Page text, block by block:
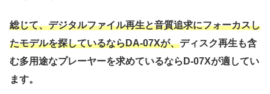
総じて、デジタルファイル再生と音質追求にフォーカスし
たモデルを探しているならDA-07Xが、ディスク再生も含
む多用途なプレーヤーを求めているならD-07Xが適してい
ます。